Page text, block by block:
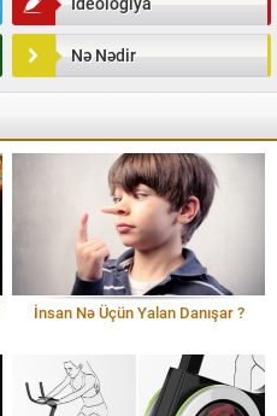
Nə Nədir
İnsan Nə Üçün Yalan Danışar ?